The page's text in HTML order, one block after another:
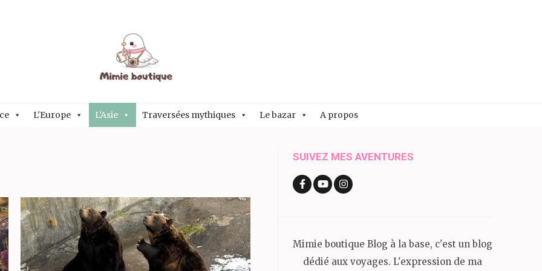
L'Europe L'Asie Traversées mythiques Le bazar A propos
SUIVEZ MES AVENTURES
Mimie boutique Blog à la base, c'est un blog
dédié aux voyages. L'expression de ma